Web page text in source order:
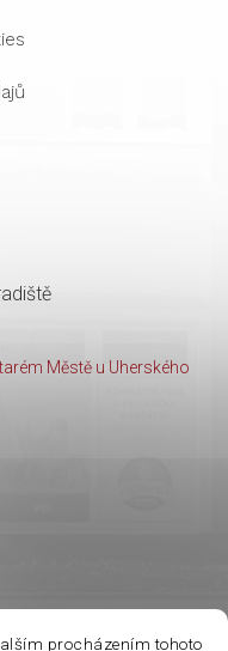
procházením tohoto
Městě u Uherského